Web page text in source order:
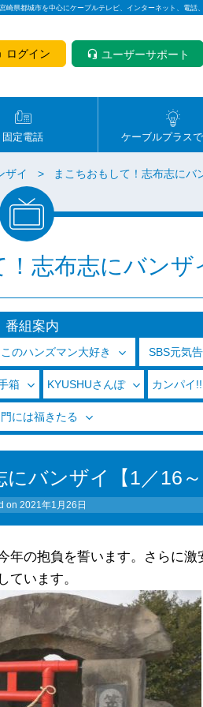
崎県都城市を中心にケーブルテレビ、インターネット、電話
ログイン ユーザーサポート
固定電話 ケーブルプラス
ザイ まこちおもして！志布志にバ
志布志にバンザ
番組案内
のハンズマン大好き SBS元気
箱 KYUSHUさんぽ カンパイ
には福きたる
バンザイ【1／16～
on2021年1月26日
の抱負を誓います。さらに激
ています。